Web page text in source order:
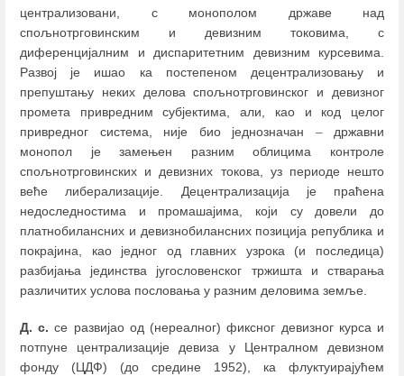
централизовани, с монополом државе над
спољнотрговинским и девизним токовима, с
диференцијалним и диспаритетним девизним курсевима.
Развој је ишао ка постепеном децентрализовању и
препуштању неких делова спољнотрговинског и девизног
промета привредним субјектима, али, као и код целог
привредног система, није био једнозначан –државни
монопол је замењен разним облицима контроле
спољнотрговинских и девизних токова, уз периоде нешто
веће либерализације. Децентрализација је праћена
недоследностима и промашајима, који су довели до
платнобилансних и девизнобилансних позиција република и
покрајина, као једног од главних узрока (и последица)
разбијања јединства југословенског тржишта и стварања
различитих услова пословања у разним деловима земље.
Д. с. се развијао од (нереалног) фиксног девизног курса и
потпуне централизације девиза у Централном девизном
фонду (ЦДФ) (до средине 1952), ка флуктуирајућем